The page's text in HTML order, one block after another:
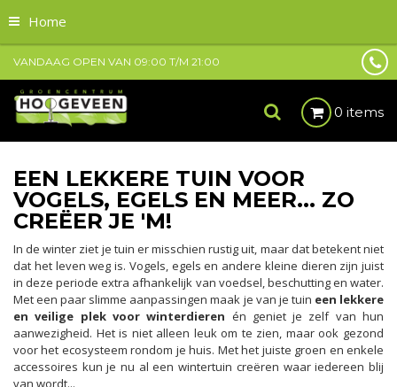
Home
VANDAAG OPEN VAN 09:00 T/M 21:00
0 items
EEN LEKKERE TUIN VOOR
VOGELS, EGELS EN MEER... ZO
CREËER JE 'M!
In de winter ziet je tuin er misschien rustig uit, maar dat betekent niet
dat het leven weg is. Vogels, egels en andere kleine dieren zijn juist
in deze periode extra afhankelijk van voedsel, beschutting en water.
Met een paar slimme aanpassingen maak je van je tuin een lekkere
en veilige plek voor winterdieren én geniet je zelf van hun
aanwezigheid. Het is niet alleen leuk om te zien, maar ook gezond
voor het ecosysteem rondom je huis. Met het juiste groen en enkele
accessoires kun je nu al een wintertuin creëren waar iedereen blij
van wordt...